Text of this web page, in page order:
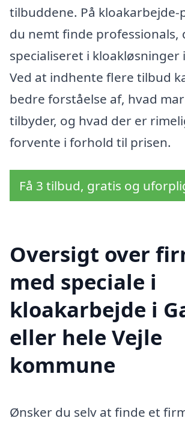
tilbuddene. På kloakarbejde-
du nemt finde professionals,
specialiseret i kloakløsninger
Ved at indhente flere tilbud
bedre forståelse af, hvad
tilbyder, og hvad der er
forvente i forhold til prisen.
Få 3 tilbud, gratis og
Oversigt over
med speciale i
kloakarbejde i
eller hele Vejle
kommune
Ønsker du selv at finde et